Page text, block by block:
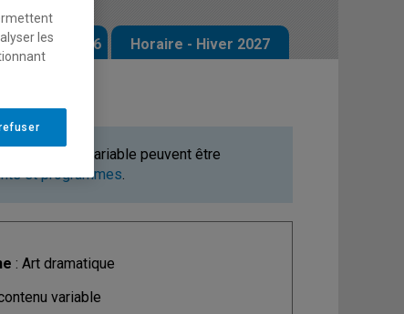
2026 Horaire - Hiver 2027
à contenu variable peuvent être
et programmes.
: Art dramatique
variable
les